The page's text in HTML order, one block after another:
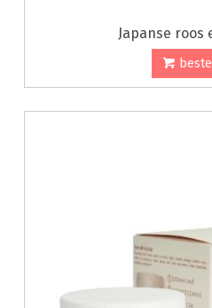
Japanse roos